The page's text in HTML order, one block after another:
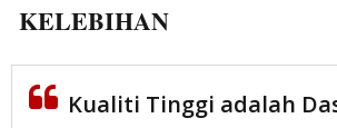
KELEBIHAN
Kualiti Tinggi adalah